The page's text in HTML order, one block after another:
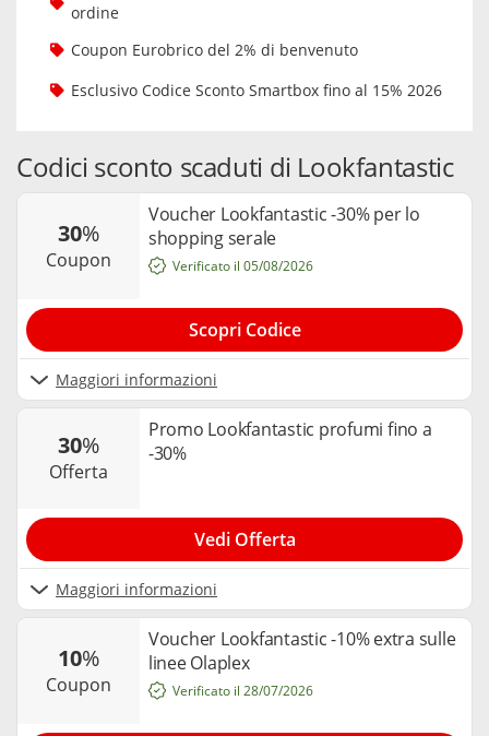
ordine
Coupon Eurobrico del 2% di benvenuto
Esclusivo Codice Sconto Smartbox fino al 15% 2026
Codici sconto scaduti di Lookfantastic
30%
coupon
Voucher Lookfantastic -30% per lo
shopping serale
Maggiori informazioni
Verificato il 05/08/2026
Scopri Codice
30%
offerta
Promo Lookfantastic profumi fino a
-30%
Maggiori informazioni
Vedi Offerta
10%
coupon
Voucher Lookfantastic -10% extra sulle
linee Olaplex
Verificato il 28/07/2026